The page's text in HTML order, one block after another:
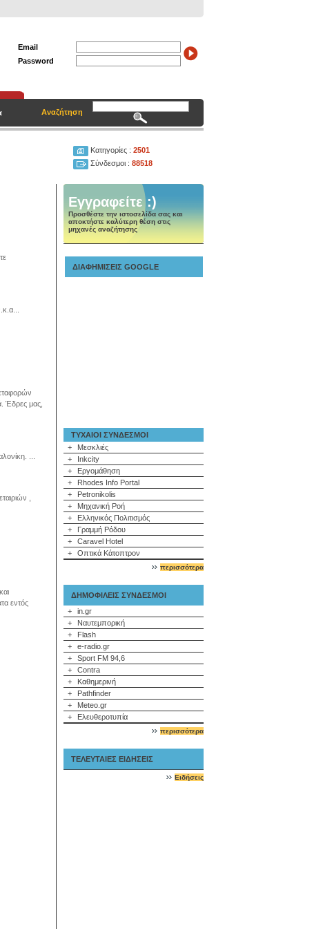
Email
Password
Αναζήτηση
Κατηγορίες : 2501
Σύνδεσμοι : 88518
Έδρες μας,
...
,
εντός
Εγγραφείτε :)
Προσθέστε την ιστοσελίδα σας και
αποκτήστε καλύτερη θέση στις
μηχανές αναζήτησης
ΔΙΑΦΗΜΙΣΕΙΣ GOOGLE
ΤΥΧΑΙΟΙ ΣΥΝΔΕΣΜΟΙ
+
Μεσκλιές
+
Inkcity
+
Εργομάθηση
+
Rhodes Info Portal
+
Petronikolis
+
Μηχανική Ροή
+
Ελληνικός Πολιτισμός
+
Γραμμή Ρόδου
+
Caravel Hotel
+
Οπτικά Κάτοπτρον
περισσότερα
ΔΗΜΟΦΙΛΕΙΣ ΣΥΝΔΕΣΜΟΙ
+
in.gr
+
Ναυτεμπορική
+
Flash
+
e-radio.gr
+
Sport FM 94,6
+
Contra
+
Καθημερινή
+
Pathfinder
+
Meteo.gr
+
Ελευθεροτυπία
περισσότερα
ΤΕΛΕΥΤΑΙΕΣ ΕΙΔΗΣΕΙΣ
Ειδήσεις